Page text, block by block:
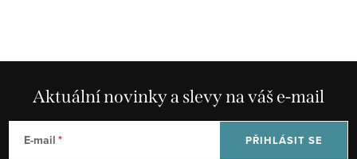
Aktuální novinky a slevy na váš e-mail
E-mail PŘIHLÁSIT SE